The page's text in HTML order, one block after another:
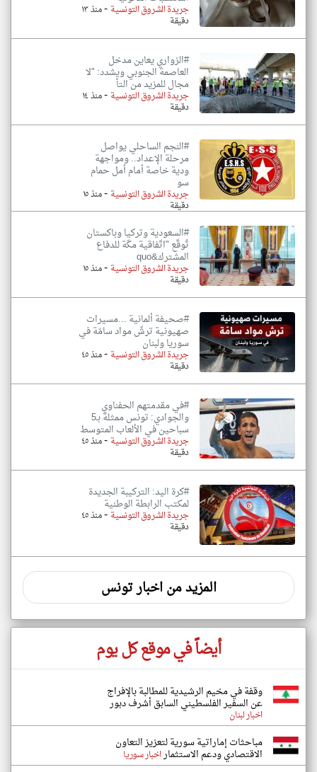
جريدة الشروق التونسية - منذ ١٣
دقيقة
#الزواري يعاين مدخل
العاصمة الجنوبي ويشدد: "لا
مجال للمزيد من التأ
جريدة الشروق التونسية - منذ ١٤
دقيقة
#النجم الساحلي يواصل
مرحلة الإعداد.. ومواجهة
ودية خاصة أمام أمل حمام
سو
جريدة الشروق التونسية - منذ ١٥
دقيقة
#السعودية وتركيا وباكستان
تُوقّع "اتّفاقية مكّة للدفاع
المشترك&quo
جريدة الشروق التونسية - منذ ١٥
دقيقة
#صحيفة ألمانية ...مسيرات
صهيونية ترشّ مواد سامّة في
سوريا ولبنان
جريدة الشروق التونسية - منذ ٤٥
دقيقة
#في مقدمتهم الحفناوي
والجوادي: تونس ممثلة بـ5
سباحين في الألعاب المتوسط
جريدة الشروق التونسية - منذ ٤٥
دقيقة
#كرة اليد: التركيبة الجديدة
لمكتب الرابطة الوطنية
جريدة الشروق التونسية- منذ ٤٥
دقيقة
المزيد من اخبار تونس
أيضاً في موقع كل يوم
وقفة في مخيم الرشيدية للمطالبة بالإفراج
عن السفير الفلسطيني السابق أشرف دبور
اخبار لبنان
مباحثات إماراتية سورية لتعزيز التعاون
الاقتصادي ودعم الاستثماراخبار سوريا